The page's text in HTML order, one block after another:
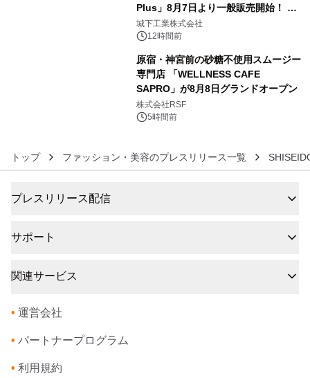
Plus」8月7日より一般販売開始！ ケ
ーブル1本つなぐだけ、テレビの音が
ぐっと豊かに
城下工業株式会社
12時間前
原宿・神宮前の砂糖不使用スムージー
専門店 「WELLNESS CAFE
SAPRO」が8月8日グランドオープン
株式会社RSF
5時間前
トップ ファッション・美容のプレスリリース一覧
プレスリリース配信
サポート
関連サービス
• 運営会社
• パートナープログラム
• 利用規約